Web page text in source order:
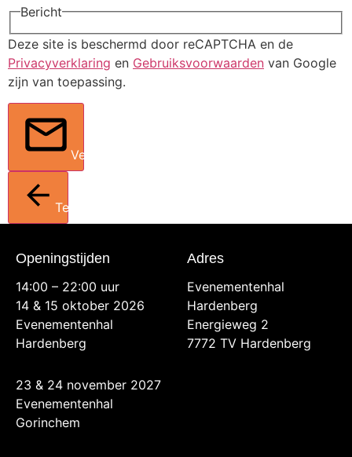
Bericht
Deze site is beschermd door reCAPTCHA en de
Privacyverklaring en Gebruiksvoorwaarden van Google
zijn van toepassing.
Verstuur
Terug
Openingstijden
14:00 – 22:00 uur
14 & 15 oktober 2026
Evenementenhal
Hardenberg
23 & 24 november 2027
Evenementenhal
Gorinchem
Adres
Evenementenhal
Hardenberg
Energieweg 2
7772 TV Hardenberg